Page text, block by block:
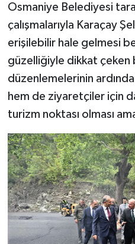
Osmaniye Belediyesi
çalışmalarıyla Karaçay
erişilebilir hale gelmesi
güzelliğiyle dikkat çeken
düzenlemelerinin
hem de ziyaretçiler için
turizm noktası olması